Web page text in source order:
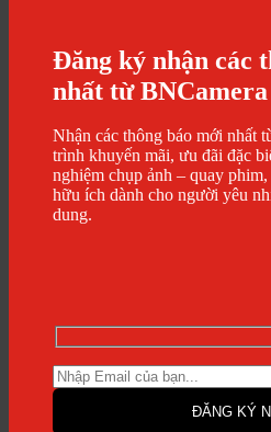
Đăng ký nhận các
nhất từ BNCamera
Nhận các thông báo mới nhất
trình khuyến mãi, ưu đãi đặc
nghiệm chụp ảnh – quay
hữu ích dành cho người yêu
dung.